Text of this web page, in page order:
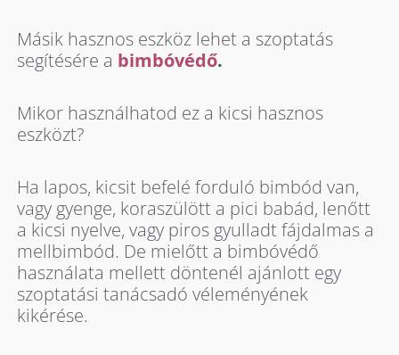
Másik hasznos eszköz lehet a szoptatás
segítésére a bimbóvédő.
Mikor használhatod ez a kicsi hasznos
eszközt?
Ha lapos, kicsit befelé forduló bimbód van,
vagy gyenge, koraszülött a pici babád, lenőtt
a kicsi nyelve, vagy piros gyulladt fájdalmas a
mellbimbód. De mielőtt a bimbóvédő
használata mellett döntenél ajánlott egy
szoptatási tanácsadó véleményének
kikérése.